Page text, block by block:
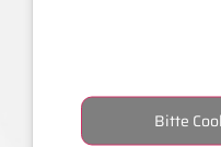
Bitte